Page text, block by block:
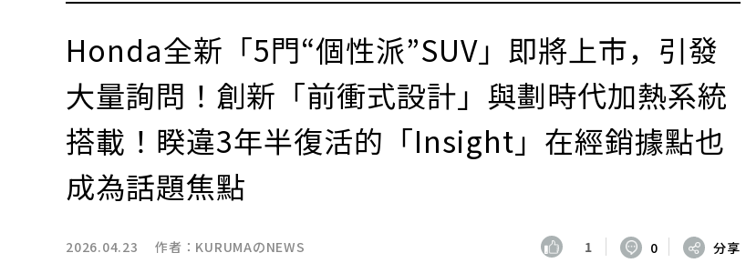
Honda全新「5門“個性派”SUV」即將上市，引發
大量詢問！創新「前衝式設計」與劃時代加熱系統
搭載！睽違3年半復活的「Insight」在經銷據點也
成為話題焦點
2026.04.23 作者： KURUMAのNEWS 1 0 分享